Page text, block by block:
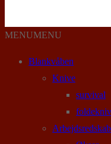
MENUMENU
Blankvåben
Knive
survival
foldekniv